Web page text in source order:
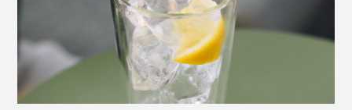
コラーゲンを構成する主要なアミノ酸のひとつであり、
美肌に欠かせない「プロリン」は約2.4倍含有。